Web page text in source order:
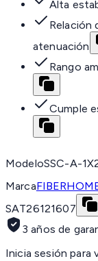
Alta
Relación
atenuación
Rango
Cumple
ModeloSSC-A-
Marca
SAT26121607
3 años de
Inicia sesión para